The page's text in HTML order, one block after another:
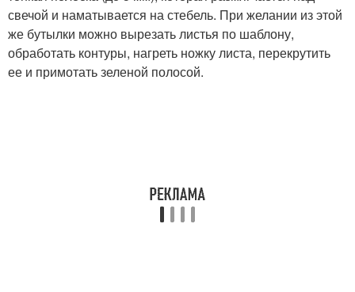
свечой и наматывается на стебель. При желании из этой
же бутылки можно вырезать листья по шаблону,
обработать контуры, нагреть ножку листа, перекрутить
ее и примотать зеленой полосой.